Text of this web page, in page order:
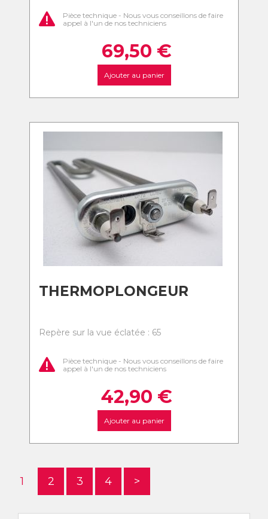
Pièce technique - Nous vous conseillons de faire
appel à l'un de nos techniciens
69,50 €
Ajouter au panier
THERMOPLONGEUR
Repère sur la vue éclatée : 65
Pièce technique - Nous vous conseillons de faire
appel à l'un de nos techniciens
42,90 €
Ajouter au panier
1 2 3 4 >